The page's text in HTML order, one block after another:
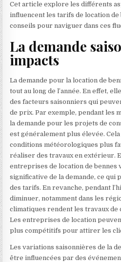
Cet article explore les différents
influencent les tarifs de location
conseils pour naviguer dans ces
La demande
impacts
La demande pour la location de
tout au long de l’année. En effet,
des facteurs saisonniers qui
de prix. Par exemple, pendant les
la demande pour les projets de
est généralement plus élevée.
conditions météorologiques plus
réaliser des travaux en extérieur.
entreprises de location de bennes
significative de la demande, ce qui
des tarifs. En revanche, pendant
diminuer, notamment dans les
climatiques rendent les travaux
Les entreprises de location
plus compétitifs pour attirer les
Les variations saisonnières de la
être influencées par des